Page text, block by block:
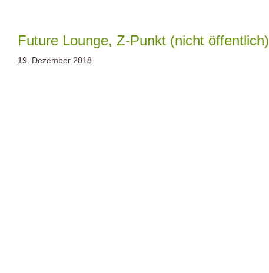
springenFuture Lounge, Z-Punkt (nicht öffentlich)
19. Dezember 2018